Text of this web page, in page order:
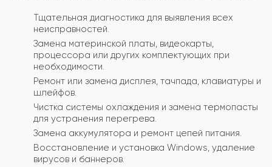
Тщательная диагностика для выявления всех
неисправностей.
Замена материнской платы, видеокарты,
процессора или других комплектующих при
необходимости.
Ремонт или замена дисплея, тачпада, клавиатуры и
шлейфов.
Чистка системы охлаждения и замена термопасты
для устранения перегрева.
Замена аккумулятора и ремонт цепей питания.
Восстановление и установка Windows, удаление
вирусов и баннеров.